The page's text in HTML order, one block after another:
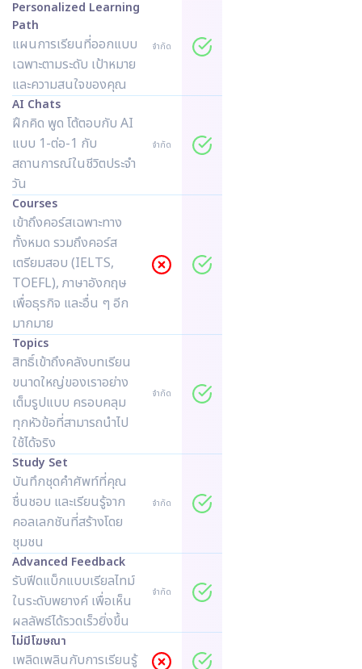
Personalized Learning
Path
แผนการเรียนที่ออกแบบ
เฉพาะตามระดับ เป้าหมาย
และความสนใจของคุณ
จำกัด
AI Chats
ฝึกคิด พูด โต้ตอบกับ AI
แบบ 1-ต่อ-1 กับ
สถานการณ์ในชีวิตประจำ
วัน
จำกัด
Courses
เข้าถึงคอร์สเฉพาะทาง
ทั้งหมด รวมถึงคอร์ส
เตรียมสอบ (IELTS,
TOEFL), ภาษาอังกฤษ
เพื่อธุรกิจ และอื่น ๆ อีก
มากมาย
Topics
สิทธิ์เข้าถึงคลังบทเรียน
ขนาดใหญ่ของเราอย่าง
เต็มรูปแบบ ครอบคลุม
ทุกหัวข้อที่สามารถนำไป
ใช้ได้จริง
จำกัด
Study Set
บันทึกชุดคำศัพท์ที่คุณ
ชื่นชอบ และเรียนรู้จาก
คอลเลกชันที่สร้างโดย
ชุมชน
จำกัด
Advanced Feedback
รับฟีดแบ็กแบบเรียลไทม์
ในระดับพยางค์ เพื่อเห็น
ผลลัพธ์ได้รวดเร็วยิ่งขึ้น
จำกัด
ไม่มีโฆษณา
เพลิดเพลินกับการเรียนรู้